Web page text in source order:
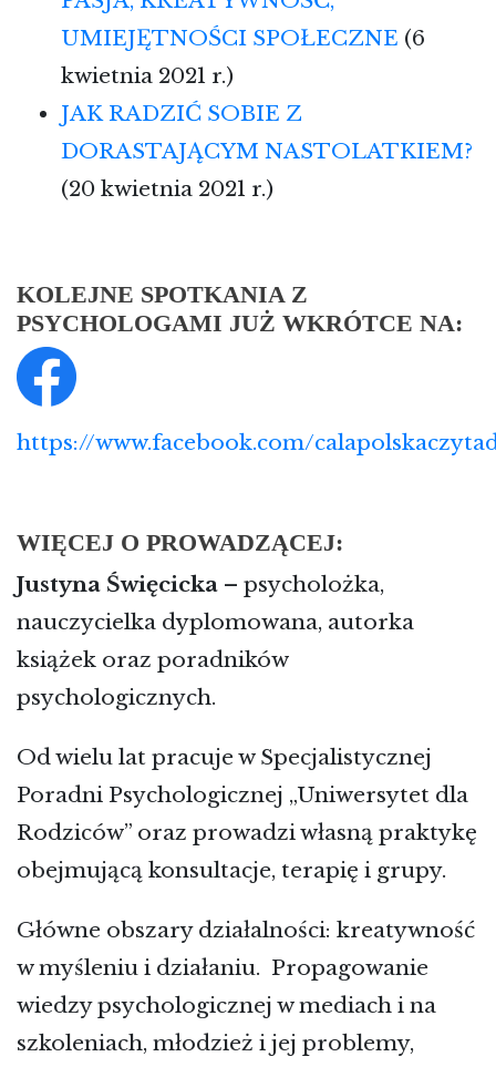
UMIEJĘTNOŚCI SPOŁECZNE (6
kwietnia 2021 r.)
JAK RADZIĆ SOBIE Z
DORASTAJĄCYM NASTOLATKIEM?
(20 kwietnia 2021 r.)
KOLEJNE SPOTKANIA Z
PSYCHOLOGAMI JUŻ WKRÓTCE NA:
https://www.facebook.com/
WIĘCEJ O PROWADZĄCEJ:
Justyna Święcicka – psycholożka,
nauczycielka dyplomowana, autorka
książek oraz poradników
psychologicznych.
Od wielu lat pracuje w Specjalistycznej
Poradni Psychologicznej „Uniwersytet dla
Rodziców” oraz prowadzi własną praktykę
obejmującą konsultacje, terapię i grupy.
Główne obszary działalności: kreatywność
w myśleniu i działaniu. Propagowanie
wiedzy psychologicznej w mediach i na
szkoleniach, młodzież i jej problemy,